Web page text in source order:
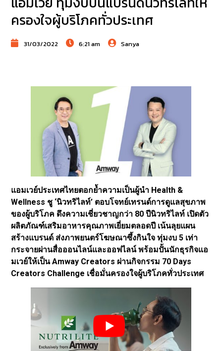
ครองใจผู้บริโภคทั่วประเทศ
31/03/2022 6:21 am Sanya
แอมเวย์ประเทศไทยตอกย้ำความเป็นผู้นำ Health &
Wellness ชู ‘นิวทริไลท์’ ตอบโจทย์เทรนด์การดูแลสุขภาพ
ของผู้บริโภค ดึงความเชี่ยวชาญกว่า 80 ปีนิวทริไลท์ เปิดตัว
ผลิตภัณฑ์เสริมอาหารคุณภาพเยี่ยมตลอดปี เน้นลุยแผน
สร้างแบรนด์ ส่งภาพยนตร์โฆษณาซึ้งกินใจ ทุ่มงบ 5 เท่า
กระจายผ่านสื่อออนไลน์และออฟไลน์ พร้อมปั้นนักธุรกิจแอ
มเวย์ให้เป็น Amway Creators ผ่านกิจกรรม 70 Days
Creators Challenge เชื่อมั่นครองใจผู้บริโภคทั่วประเทศ